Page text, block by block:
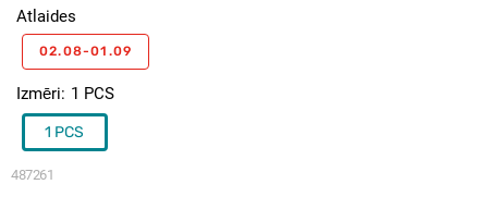
487261
Izmēri 1 PCS
1 PCS
Atlaides
02.08-01.09